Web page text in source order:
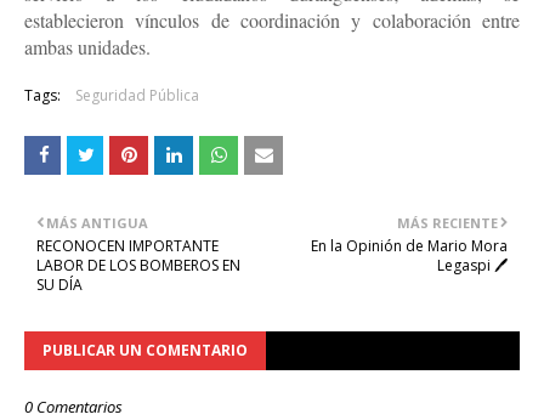
establecieron vínculos de coordinación y colaboración entre
ambas unidades.
Tags: Seguridad Pública
MÁS RECIENTE
En la Opinión de Mario Mora
Legaspi 🖊️
MÁS ANTIGUA
RECONOCEN IMPORTANTE
LABOR DE LOS BOMBEROS EN
SU DÍA
PUBLICAR UN COMENTARIO
0 Comentarios